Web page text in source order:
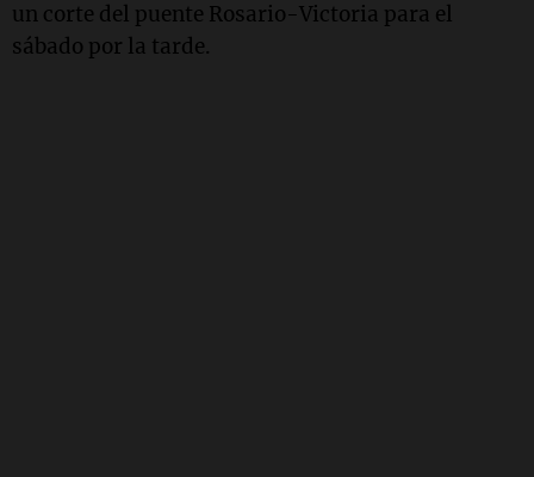
un corte del puente Rosario-Victoria para el
sábado por la tarde.